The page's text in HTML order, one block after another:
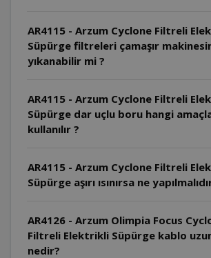
AR4115 - Arzum Cyclone Filtreli
Süpürge filtreleri çamaşır
yıkanabilir mi ?
AR4115 - Arzum Cyclone Filtreli
Süpürge dar uçlu boru hangi
kullanılır ?
AR4115 - Arzum Cyclone Filtreli
Süpürge aşırı ısınırsa ne
AR4126 - Arzum Olimpia Focus
Filtreli Elektrikli Süpürge kablo
nedir?